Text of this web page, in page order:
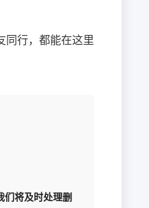
同行，都能在这里
们将及时处理删